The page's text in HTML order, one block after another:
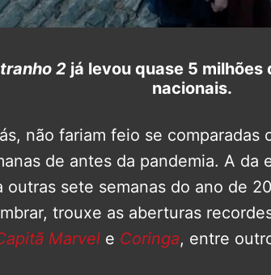
2 já levou quase 5
nacionais.
não fariam feio se comparadas
de antes da pandemia. A da
outras sete semanas do ano de
trouxe as aberturas
Marvel e Coringa, entre